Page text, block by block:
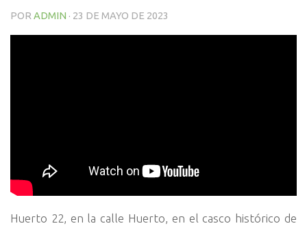
POR ADMIN · 23 DE MAYO DE 2023
Huerto 22, en la calle Huerto, en el casco histórico de